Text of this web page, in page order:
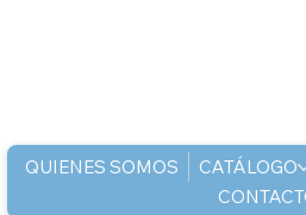
QUIENES SOMOS CATÁLOGO